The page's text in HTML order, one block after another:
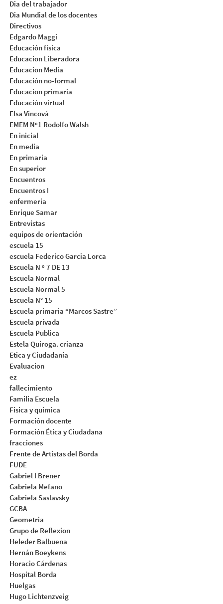
Dia del trabajador
Dia Mundial de los docentes
Directivos
Edgardo Maggi
Educación física
Educacion Liberadora
Educacion Media
Educación no-formal
Educacion primaria
Educación virtual
Elsa Vincová
EMEM Nº1 Rodolfo Walsh
En inicial
En media
En primaria
En superior
Encuentros
Encuentros I
enfermeria
Enrique Samar
Entrevistas
equipos de orientación
escuela 15
escuela Federico Garcia Lorca
Escuela N º 7 DE 13
Escuela Normal
Escuela Normal 5
Escuela N° 15
Escuela primaria “Marcos Sastre”
Escuela privada
Escuela Publica
Estela Quiroga. crianza
Etica y Ciudadanía
Evaluacion
ez
fallecimiento
Familia Escuela
Fisica y quimica
Formación docente
Formación Ética y Ciudadana
fracciones
Frente de Artistas del Borda
FUDE
Gabriel l Brener
Gabriela Mefano
Gabriela Saslavsky
GCBA
Geometria
Grupo de Reflexion
Heleder Balbuena
Hernán Boeykens
Horacio Cárdenas
Hospital Borda
Huelgas
Hugo Lichtenzveig